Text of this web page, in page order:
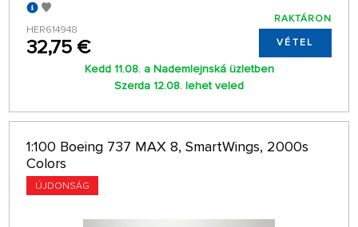
HER614948
32,75 €
RAKTÁRON
VÉTEL
Kedd 11.08. a Nademlejnská üzletben
Szerda 12.08. lehet veled
1:100 Boeing 737 MAX 8, SmartWings, 2000s
Colors
ÚJDONSÁG